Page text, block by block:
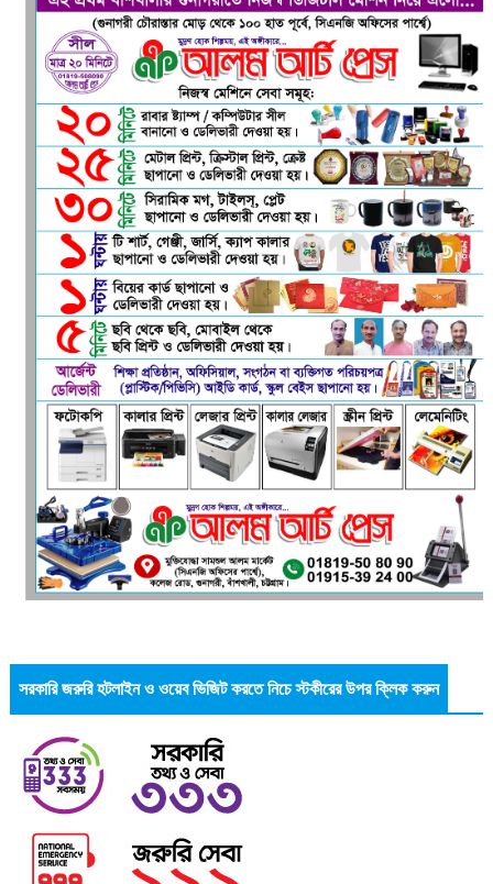
সরকারি জরুরি হটলাইন ও ওয়েব ভিজিট করতে নিচে স্টকীরের উপর ক্লিক করুন